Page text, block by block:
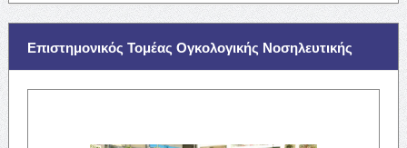
Επιστημονικός Τομέας Ογκολογικής Νοσηλευτικής